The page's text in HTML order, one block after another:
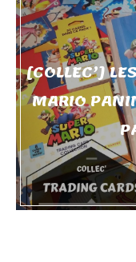
[COLLEC’]
MARIO